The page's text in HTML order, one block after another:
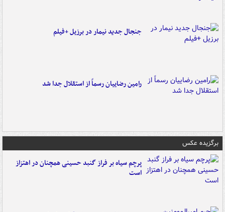
جنجال جدید نیمار در برزیل +فیلم
رامین رضاییان رسماً از استقلال جدا شد
برگزیده عکس
پرچم سیاه بر فراز گنبد حسینی همچنان در اهتزاز
است